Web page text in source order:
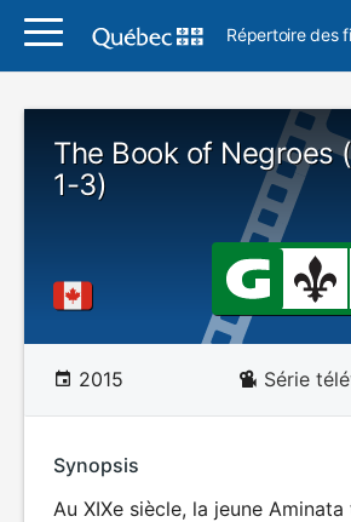
Répertoire des
The Book of Negroes
1-3)
2015 Série
Synopsis
Au XIXe siècle, la jeune